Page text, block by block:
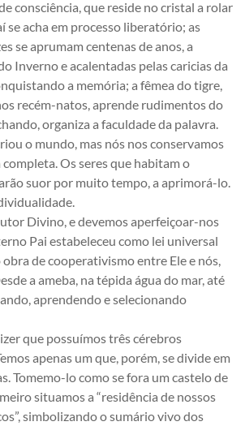
consciência, que reside no cristal a rolar
se acha em processo liberatório; as
se aprumam centenas de anos, a
Inverno e acalentadas pelas caricias da
a memória; a fêmea do tigre,
recém-natos, aprende rudimentos do
organiza a faculdade da palavra.
o mundo, mas nós nos conservamos
Os seres que habitam o
suor por muito tempo, a aprimorá-lo.
Divino, e devemos aperfeiçoar-nos
Pai estabeleceu como lei universal
obra de cooperativismo entre Ele e nós,
a ameba, na tépida água do mar, até
aprendendo e selecionando
que possuímos três cérebros
apenas um que, porém, se divide em
Tomemo-lo como se fora um castelo de
situamos a “residência de nossos
simbolizando o sumário vivo dos